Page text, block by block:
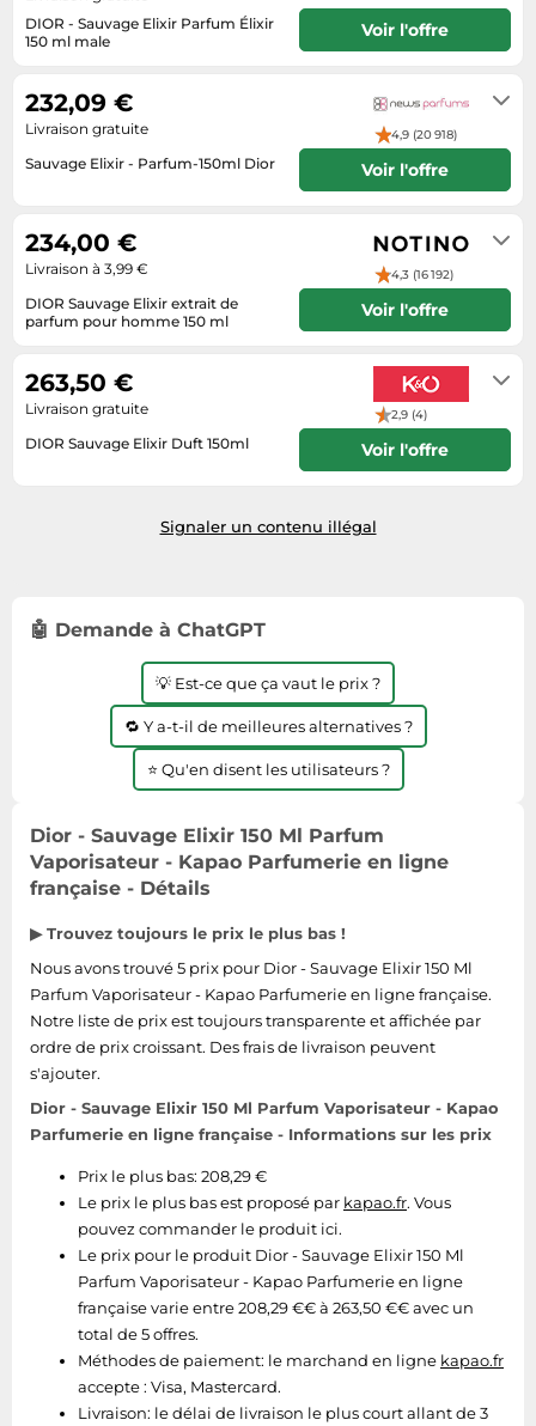
Taille-haies
Textiles de maison
Tondeuses
Éclairage
Éviers
Informatique
Jeux électroniques
Machines à coudre
Montres connectées
Objectifs photo
Ordinateurs portables
Photo
Reflex numériques
Robots de cuisine
Réfrigérateurs
Téléphonie
Télévision & vidéo
Électroménager
Vélos
Vélos biking
Vêtements de sport
Équipement outdoor
DIOR - Sauvage Elixir Parfum Élixir
150 ml male
Voir l'offre
Sauvage Elixir - Parfum-150ml Dior
4,9 (20 918)
232,09 €
Livraison gratuite
Voir l'offre
DIOR Sauvage Elixir extrait de
parfum pour homme 150 ml
4,3 (16 192)
234,00 €
Livraison à 3,99 €
Voir l'offre
DIOR Sauvage Elixir Duft 150ml
2,9 (4)
263,50 €
Livraison gratuite
Voir l'offre
Signaler un contenu illégal
🤖 Demande à ChatGPT
💡 Est-ce que ça vaut le prix ?
🔁 Y a-t-il de meilleures alternatives ?
⭐ Qu'en disent les utilisateurs ?
Dior - Sauvage Elixir 150 Ml Parfum
Vaporisateur - Kapao Parfumerie en ligne
française - Détails
▶ Trouvez toujours le prix le plus bas !
Nous avons trouvé 5 prix pour Dior - Sauvage Elixir 150 Ml
Parfum Vaporisateur - Kapao Parfumerie en ligne française.
Notre liste de prix est toujours transparente et affichée par
ordre de prix croissant. Des frais de livraison peuvent
s'ajouter.
Dior - Sauvage Elixir 150 Ml Parfum Vaporisateur - Kapao
Parfumerie en ligne française - Informations sur les prix
Prix le plus bas: 208,29 €
Le prix le plus bas est proposé par kapao.fr. Vous
pouvez commander le produit ici.
Le prix pour le produit Dior - Sauvage Elixir 150 Ml
Parfum Vaporisateur - Kapao Parfumerie en ligne
française varie entre 208,29 €€ à 263,50 €€ avec un
total de 5 offres.
Méthodes de paiement: le marchand en ligne kapao.fr
accepte : Visa, Mastercard.
Livraison: le délai de livraison le plus court allant de 3